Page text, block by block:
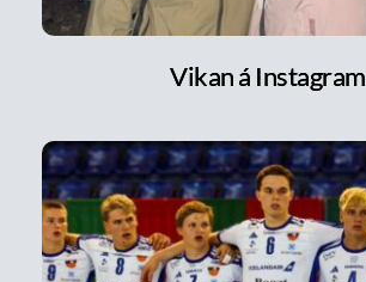
Vikan á Instagram